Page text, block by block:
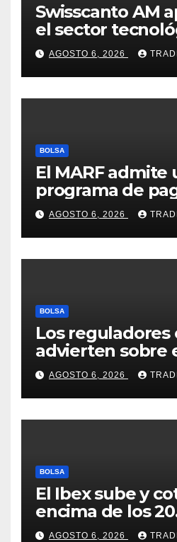
Swisscanto AM
el sector
valores cíclicos
bolsa
AGOSTO 6, 2026
BOLSA
El MARF admite
programa de
Seresco por 20
euros
AGOSTO 6, 2026
BOLSA
Los reguladores
advierten sobre
del fraude con
llegada de MiCA
AGOSTO 6, 2026
BOLSA
El Ibex sube y
encima de los
‘sell off’ de la
AGOSTO 6, 2026